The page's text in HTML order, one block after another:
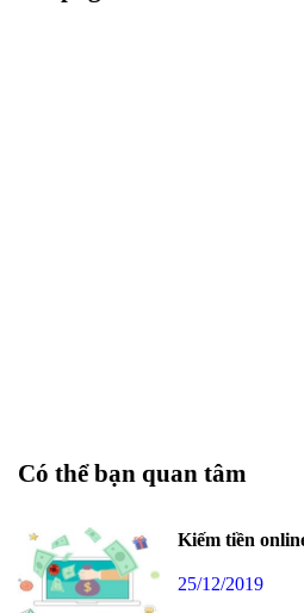
Có thể bạn quan tâm
Kiếm tiền
25/12/2019